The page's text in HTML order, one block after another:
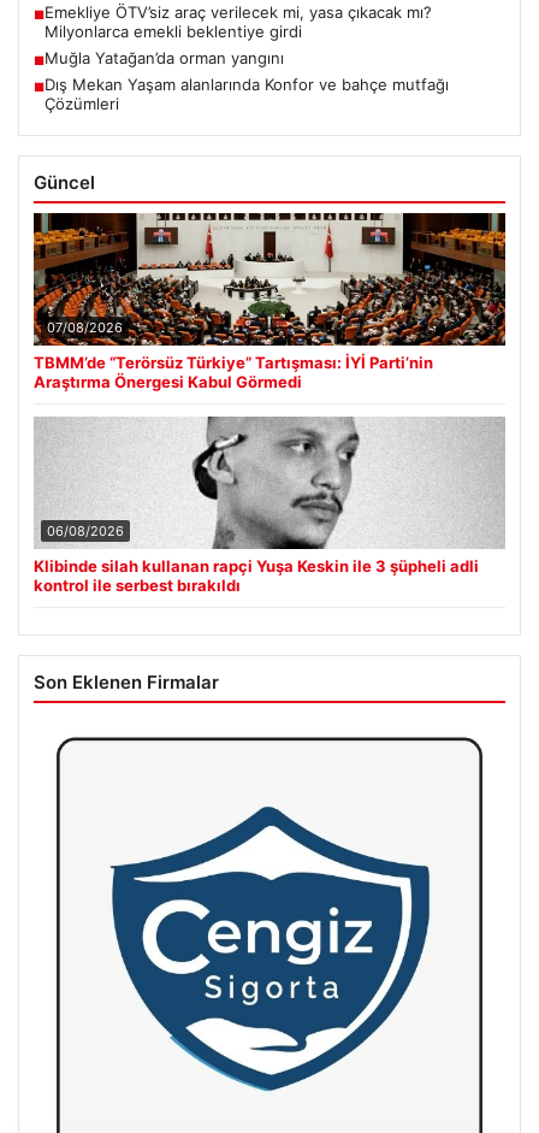
■Emekliye ÖTV’siz araç verilecek mi, yasa çıkacak mı?
Milyonlarca emekli beklentiye girdi
■Muğla Yatağan’da orman yangını
■Dış Mekan Yaşam alanlarında Konfor ve bahçe mutfağı
Çözümleri
Güncel
07/08/2026
TBMM’de “Terörsüz Türkiye” Tartışması: İYİ Parti’nin
Araştırma Önergesi Kabul Görmedi
06/08/2026
Klibinde silah kullanan rapçi Yuşa Keskin ile 3 şüpheli adli
kontrol ile serbest bırakıldı
Son Eklenen Firmalar